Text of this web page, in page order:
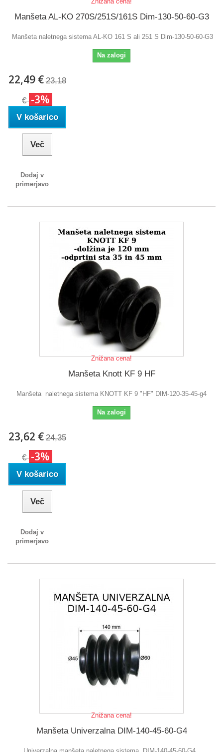
Manšeta AL-KO 270S/251S/161S Dim-130-50-60-G3
Manšeta naletnega sistema AL-KO 161 S ali 251 S Dim-130-50-60-G3
Na zalogi
22,49 € 23,18
€ -3%
V košarico
Več
Dodaj v
primerjavo
Znižana cena!
Manšeta Knott KF 9 HF
Manšeta naletnega sistema KNOTT KF 9 "HF" DIM-120-35-45-g4
Na zalogi
23,62 € 24,35
€ -3%
V košarico
Več
Dodaj v
primerjavo
Znižana cena!
Manšeta Univerzalna DIM-140-45-60-G4